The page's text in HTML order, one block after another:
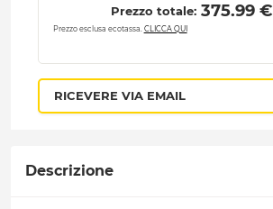
Prezzo totale: 375.99 €
Prezzo esclusa ecotassa. CLICCA QUI
RICEVERE VIA EMAIL
Descrizione